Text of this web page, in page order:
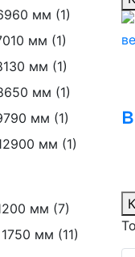
мм (1)
мм (1)
мм (1)
мм (1)
мм (1)
мм (1)
мм (7)
1750 мм (11)